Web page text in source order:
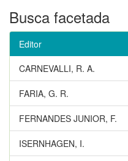
Busca facetada
Editor
CARNEVALLI, R. A.
FARIA, G. R.
FERNANDES JUNIOR, F.
ISERNHAGEN, I.